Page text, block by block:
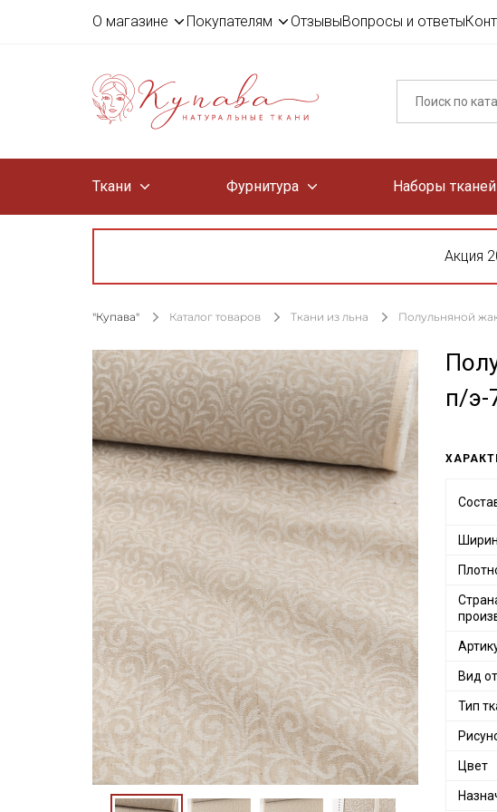
О магазине Покупателям ОтзывыВопросы и ответы
Ткани Фурнитура Наборы тканей
Акция
"Купава" Каталог товаров Ткани из льна Полульняной
п/э-
Вид
Тип
Цвет